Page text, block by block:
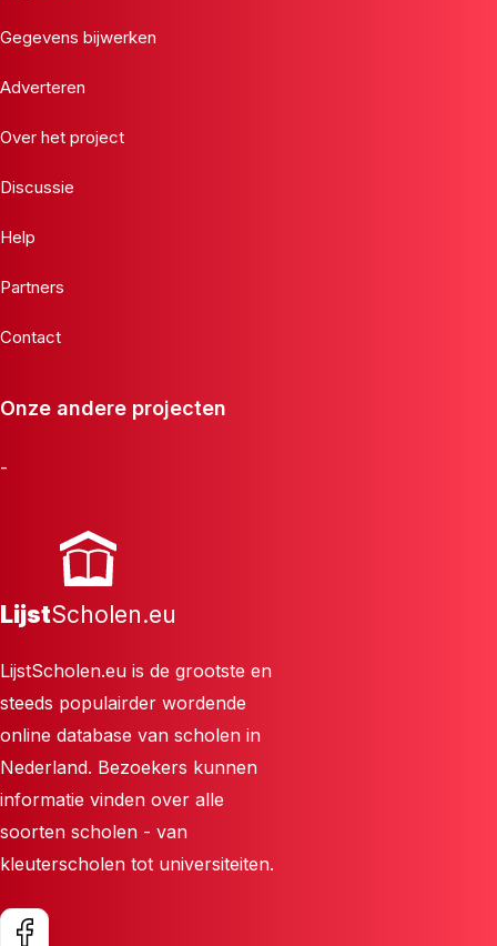
Gegevens bijwerken
Adverteren
Over het project
Discussie
Help
Partners
Contact
Onze andere projecten
-
LijstScholen.eu
LijstScholen.eu is de grootste en
steeds populairder wordende
online database van scholen in
Nederland. Bezoekers kunnen
informatie vinden over alle
soorten scholen - van
kleuterscholen tot universiteiten.